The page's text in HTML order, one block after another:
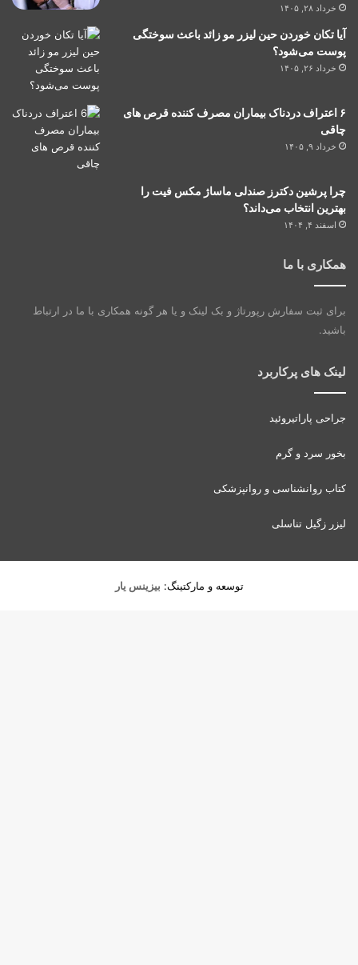
خرداد ۲۸, ۱۴۰۵
آیا تکان خوردن حین لیزر مو زائد باعث سوختگی
پوست می‌شود؟
خرداد ۲۶, ۱۴۰۵
۶ اعتراف دردناک بیماران مصرف کننده قرص های
چاقی
خرداد ۹, ۱۴۰۵
چرا پرشین دکترز صندلی ماساژ مکس فیت را
بهترین انتخاب می‌داند؟
اسفند ۴, ۱۴۰۴
همکاری با ما
برای ثبت سفارش رپورتاژ و بک لینک و یا هر گونه همکاری با ما در ارتباط
باشید.
لینک های پرکاربرد
جراحی پاراتیروئید
بخور سرد و گرم
کتاب روانشناسی و روانپزشکی
لیزر زگیل تناسلی
توسعه و مارکتینگ: بیزینس یار